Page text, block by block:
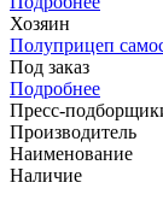
Хозяин
Полуприцеп
Под заказ
Подробнее
Пресс-
Производитель
Наименование
Наличие